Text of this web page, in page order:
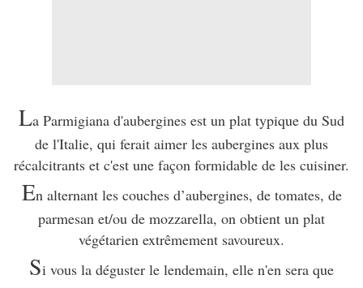
La Parmigiana d'aubergines est un plat typique du Sud
de l'Italie, qui ferait aimer les aubergines aux plus
récalcitrants et c'est une façon formidable de les cuisiner.
En alternant les couches d’aubergines, de tomates, de
parmesan et/ou de mozzarella, on obtient un plat
végétarien extrêmement savoureux.
Si vous la déguster le lendemain, elle n'en sera que